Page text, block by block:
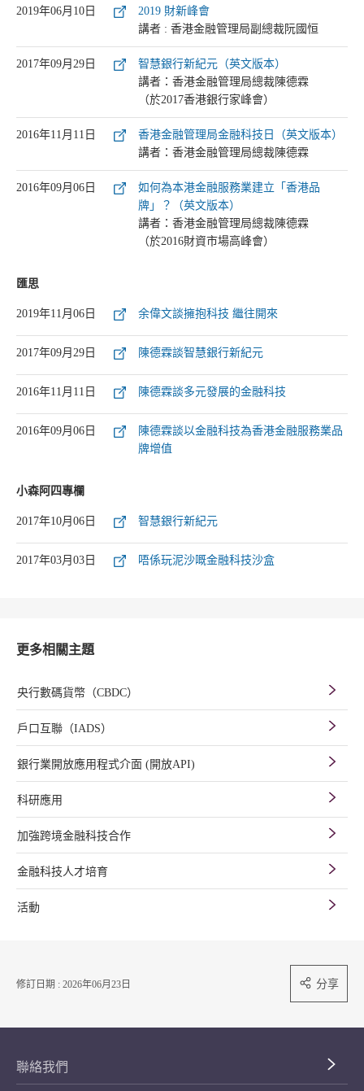
2019年06月10日
2019 財新峰會
講者 : 香港金融管理局副總裁阮國恒
2017年09月29日
智慧銀行新紀元（英文版本）
講者：香港金融管理局總裁陳德霖
（於2017香港銀行家峰會）
2016年11月11日
香港金融管理局金融科技日（英文版本）
講者：香港金融管理局總裁陳德霖
2016年09月06日
如何為本港金融服務業建立「香港品
牌」？（英文版本）
講者：香港金融管理局總裁陳德霖
（於2016財資市場高峰會）
匯思
2019年11月06日 余偉文談擁抱科技 繼往開來
2017年09月29日 陳德霖談智慧銀行新紀元
2016年11月11日 陳德霖談多元發展的金融科技
2016年09月06日
陳德霖談以金融科技為香港金融服務業品
牌增值
小森阿四專欄
2017年10月06日 智慧銀行新紀元
2017年03月03日 唔係玩泥沙嘅金融科技沙盒
更多相關主題
央行數碼貨幣（CBDC）
戶口互聯（IADS）
銀行業開放應用程式介面 (開放API)
科研應用
加強跨境金融科技合作
金融科技人才培育
活動
修訂日期 : 2026年06月23日 分享
聯絡我們